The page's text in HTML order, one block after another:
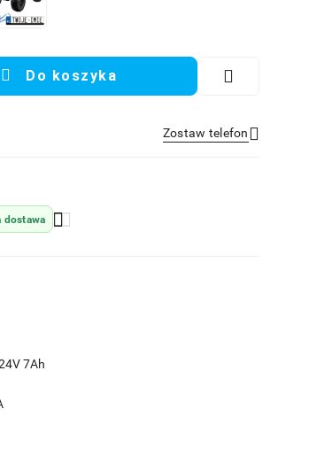
Do koszyka
Zostaw telefon
dostawa
7Ah